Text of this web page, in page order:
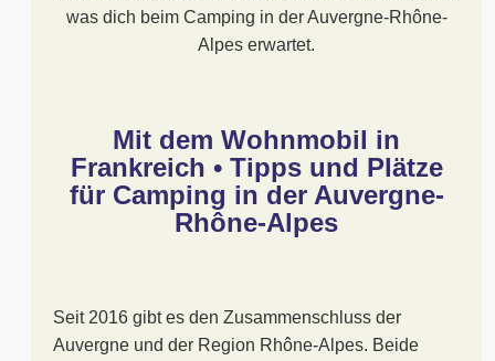
was dich beim Camping in der Auvergne-Rhône-
Alpes erwartet.
Mit dem Wohnmobil in
Frankreich • Tipps und Plätze
für Camping in der Auvergne-
Rhône-Alpes
Seit 2016 gibt es den Zusammenschluss der
Auvergne und der Region Rhône-Alpes. Beide